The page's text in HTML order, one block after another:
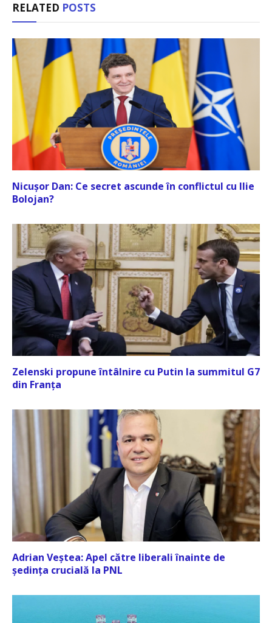
RELATED POSTS
Nicușor Dan: Ce secret ascunde în conflictul cu Ilie
Bolojan?
Zelenski propune întâlnire cu Putin la summitul G7
din Franța
Adrian Veștea: Apel către liberali înainte de
ședința crucială la PNL